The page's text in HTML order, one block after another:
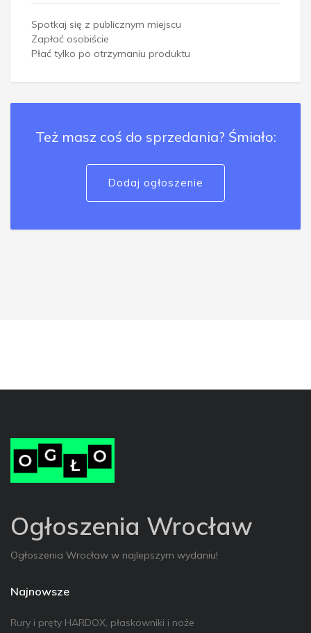
Spotkaj się z publicznym miejscu
Zapłać osobiście
Płać tylko po otrzymaniu produktu
Też masz coś do sprzedania? Śmiało:
Dodaj ogłoszenie
Ogłoszenia Wrocław
Ogłoszenia Wrocław w najlepszym wydaniu!
Najnowsze
Rury i pręty HARDOX, płaskowniki i noże